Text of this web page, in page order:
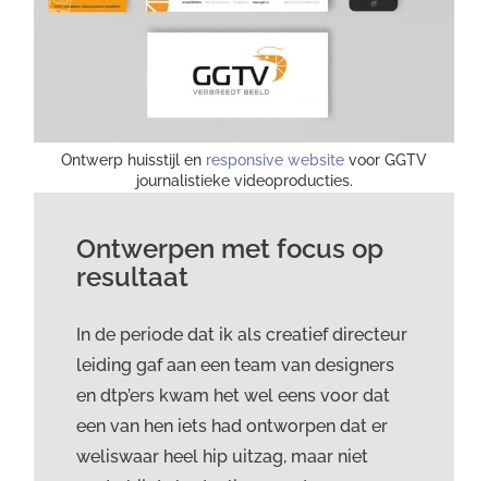
Ontwerp huisstijl en responsive website voor GGTV
journalistieke videoproducties.
Ontwerpen met focus op
resultaat
In de periode dat ik als creatief directeur
leiding gaf aan een team van designers
en dtp’ers kwam het wel eens voor dat
een van hen iets had ontworpen dat er
weliswaar heel hip uitzag, maar niet